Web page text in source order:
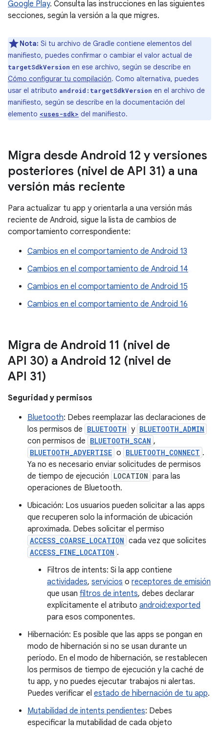
Google Play. Consulta las instrucciones en las siguientes
secciones, según la versión a la que migres.
Nota: Si tu archivo de Gradle contiene elementos del
manifiesto, puedes confirmar o cambiar el valor actual de
targetSdkVersion en ese archivo, según se describe en
Cómo configurar tu compilación. Como alternativa, puedes
usar el atributo android:targetSdkVersion en el archivo de
manifiesto, según se describe en la documentación del
elemento <uses-sdk> del manifiesto.
Migra desde Android 12 y versiones
posteriores (nivel de API 31) a una
versión más reciente
Para actualizar tu app y orientarla a una versión más
reciente de Android, sigue la lista de cambios de
comportamiento correspondiente:
Cambios en el comportamiento de Android 13
Cambios en el comportamiento de Android 14
Cambios en el comportamiento de Android 15
Cambios en el comportamiento de Android 16
Migra de Android 11 (nivel de
API 30) a Android 12 (nivel de
API 31)
Seguridad y permisos
Bluetooth: Debes reemplazar las declaraciones de
los permisos de BLUETOOTH y BLUETOOTH_ADMIN
con permisos de BLUETOOTH_SCAN ,
BLUETOOTH_ADVERTISE o BLUETOOTH_CONNECT .
Ya no es necesario enviar solicitudes de permisos
de tiempo de ejecución LOCATION para las
operaciones de Bluetooth.
Ubicación: Los usuarios pueden solicitar a las apps
que recuperen solo la información de ubicación
aproximada. Debes solicitar el permiso
ACCESS_COARSE_LOCATION cada vez que solicites
ACCESS_FINE_LOCATION .
Filtros de intents: Si la app contiene
actividades, servicios o receptores de emisión
que usan filtros de intents, debes declarar
explícitamente el atributo android:exported
para esos componentes.
Hibernación: Es posible que las apps se pongan en
modo de hibernación si no se usan durante un
período. En el modo de hibernación, se restablecen
los permisos de tiempo de ejecución y la caché de
tu app, y no puedes ejecutar trabajos ni alertas.
Puedes verificar el estado de hibernación de tu app.
Mutabilidad de intents pendientes: Debes
especificar la mutabilidad de cada objeto